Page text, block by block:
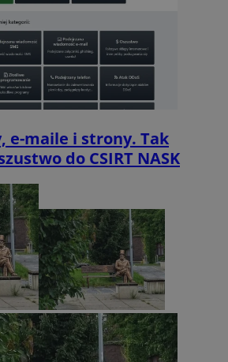
e-maile i strony. Tak
do CSIRT NASK